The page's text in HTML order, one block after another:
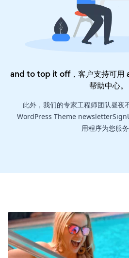
and to top it off，客户支持可用
帮助中心。
此外，我们的专家工程师团队昼夜
WordPress Theme
用程序为您服务